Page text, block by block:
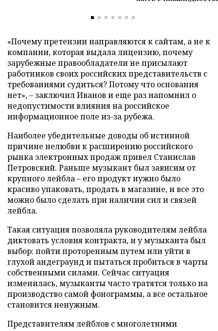
«Почему претензии направляются к сайтам, а не к
компании, которая выдала лицензию, почему
зарубежные правообладатели не присылают
работников своих российских представительств с
требованиями судиться? Потому что основания
нет», – заключил Иванов и еще раз напомнил о
недопустимости влияния на российское
информационное поле из-за рубежа.
Наиболее убедительные доводы об истинной
причине нелюбви к расширению российского
рынка электронных продаж привел Станислав
Петровский. Раньше музыкант был зависим от
крупного лейбла – его продукт нужно было
красиво упаковать, продать в магазине, и все это
можно было сделать при наличии сил и связей
лейбла.
Такая ситуация позволяла руководителям лейбла
диктовать условия контракта, и у музыканта был
выбор: пойти проторенным путем или уйти в
глухой андеграунд и пытаться пробиться в чарты
собственными силами. Сейчас ситуация
изменилась, музыканты часто тратятся только на
производство самой фонограммы, а все остальное
становится ненужным.
Представителям лейблов с многолетними